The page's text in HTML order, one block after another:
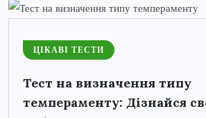
ЦІКАВІ ТЕСТИ
Тест на визначення типу
темпераменту: Дізнайся